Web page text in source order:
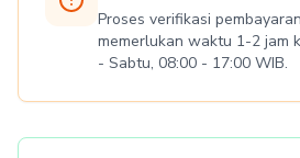
Proses verifikasi
memerlukan waktu 1-2 jam
- Sabtu, 08:00 - 17:00 WIB.